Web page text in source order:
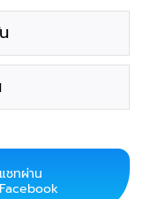
แชทผ่าน
Facebook